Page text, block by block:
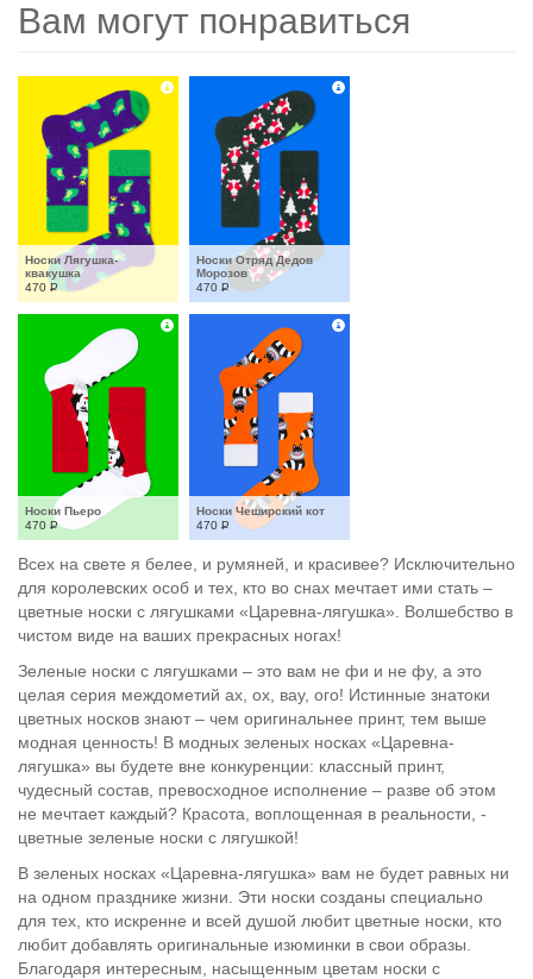
Вам могут понравиться
Носки Лягушка-
квакушка
470 Р
Носки Отряд Дедов
Морозов
470 Р
Носки Пьеро
470 Р
Носки Чеширский кот
470 Р
Всех на свете я белее, и румяней, и красивее? Исключительно
для королевских особ и тех, кто во снах мечтает ими стать –
цветные носки с лягушками «Царевна-лягушка». Волшебство в
чистом виде на ваших прекрасных ногах!
Зеленые носки с лягушками – это вам не фи и не фу, а это
целая серия междометий ах, ох, вау, ого! Истинные знатоки
цветных носков знают – чем оригинальнее принт, тем выше
модная ценность! В модных зеленых носках «Царевна-
лягушка» вы будете вне конкуренции: классный принт,
чудесный состав, превосходное исполнение – разве об этом
не мечтает каждый? Красота, воплощенная в реальности, -
цветные зеленые носки с лягушкой!
В зеленых носках «Царевна-лягушка» вам не будет равных ни
на одном празднике жизни. Эти носки созданы специально
для тех, кто искренне и всей душой любит цветные носки, кто
любит добавлять оригинальные изюминки в свои образы.
Благодаря интересным, насыщенным цветам носки с